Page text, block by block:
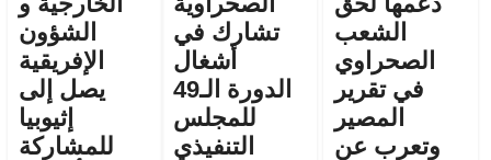
الشعب
الصحراوي
في تقرير
المصير
وتعرب عن
تشارك في
أشغال
الدورة الـ49
للمجلس
التنفيذي
الشؤون
الإفريقية
يصل إلى
إثيوبيا
للمشاركة